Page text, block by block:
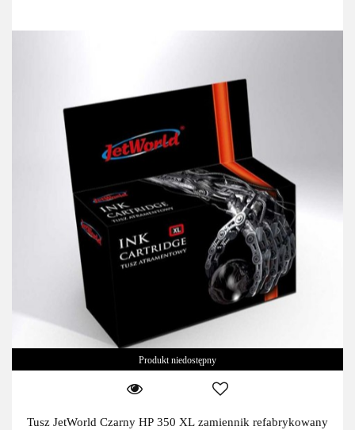
Produkt niedostępny
Tusz JetWorld Czarny HP 350 XL zamiennik refabrykowany